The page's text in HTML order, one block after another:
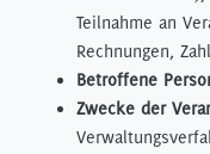
Teilnahme an
Rechnungen,
Betroffene
Zwecke der